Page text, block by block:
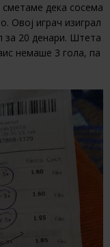
дека сосема
Овој играч изиграл
за 20 денари. Штета
немаше 3 гола, па